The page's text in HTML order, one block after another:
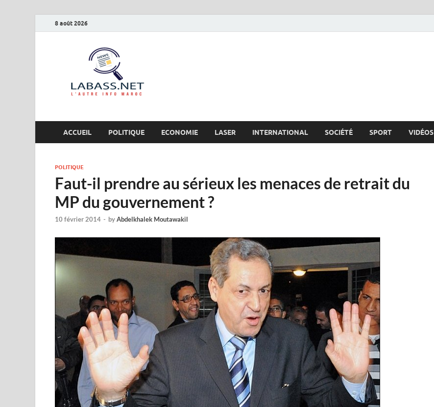
8 août 2026
ACCUEIL POLITIQUE ECONOMIE LASER INTERNATIONAL SOCIÉTÉ SPORT VIDÉOS
POLITIQUE
Faut-il prendre au sérieux les menaces de retrait du
MP du gouvernement ?
10 février 2014 - byAbdelkhalek Moutawakil